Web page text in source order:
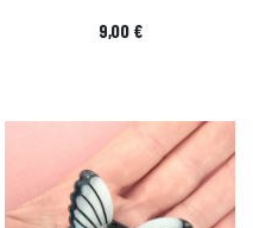
Prix
9,00 €